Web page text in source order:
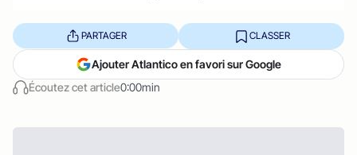
Écoutez cet article0:00min
PARTAGER CLASSER
Ajouter Atlantico en favori sur Google